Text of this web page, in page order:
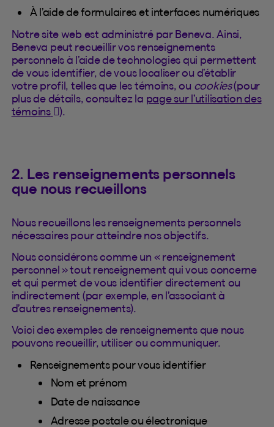
À l’aide de formulaires et interfaces numériques
Notre site web est administré par Beneva. Ainsi,
Beneva peut recueillir vos renseignements
personnels à l’aide de technologies qui permettent
de vous identifier, de vous localiser ou d’établir
votre profil, telles que les témoins, ou cookies(pour
plus de détails, consultez la page sur l’utilisation des
témoins (Cet hyperlien s'ouvrira dans un nouvel
).
2. Les renseignements personnels
que nous recueillons
Nous recueillons les renseignements personnels
nécessaires pour atteindre nos objectifs.
Nous considérons comme un « renseignement
personnel » tout renseignement qui vous concerne
et qui permet de vous identifier directement ou
indirectement (par exemple, en l’associant à
d’autres renseignements).
Voici des exemples de renseignements que nous
pouvons recueillir, utiliser ou communiquer.
Renseignements pour vous identifier
Nom et prénom
Date de naissance
Adresse postale ou électronique